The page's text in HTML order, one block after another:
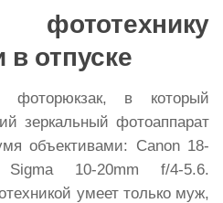
в отпуске
в который
зеркальный фотоаппарат
объективами: Canon 18-
10-20mm f/4-5.6.
умеет только муж,